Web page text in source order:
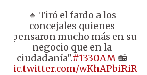
🔹 Tiró el fardo a los
concejales quienes
"pensaron mucho más en su
negocio que en la
ciudadanía".#1330AM 📻
pic.twitter.com/wKhAPbiRiR